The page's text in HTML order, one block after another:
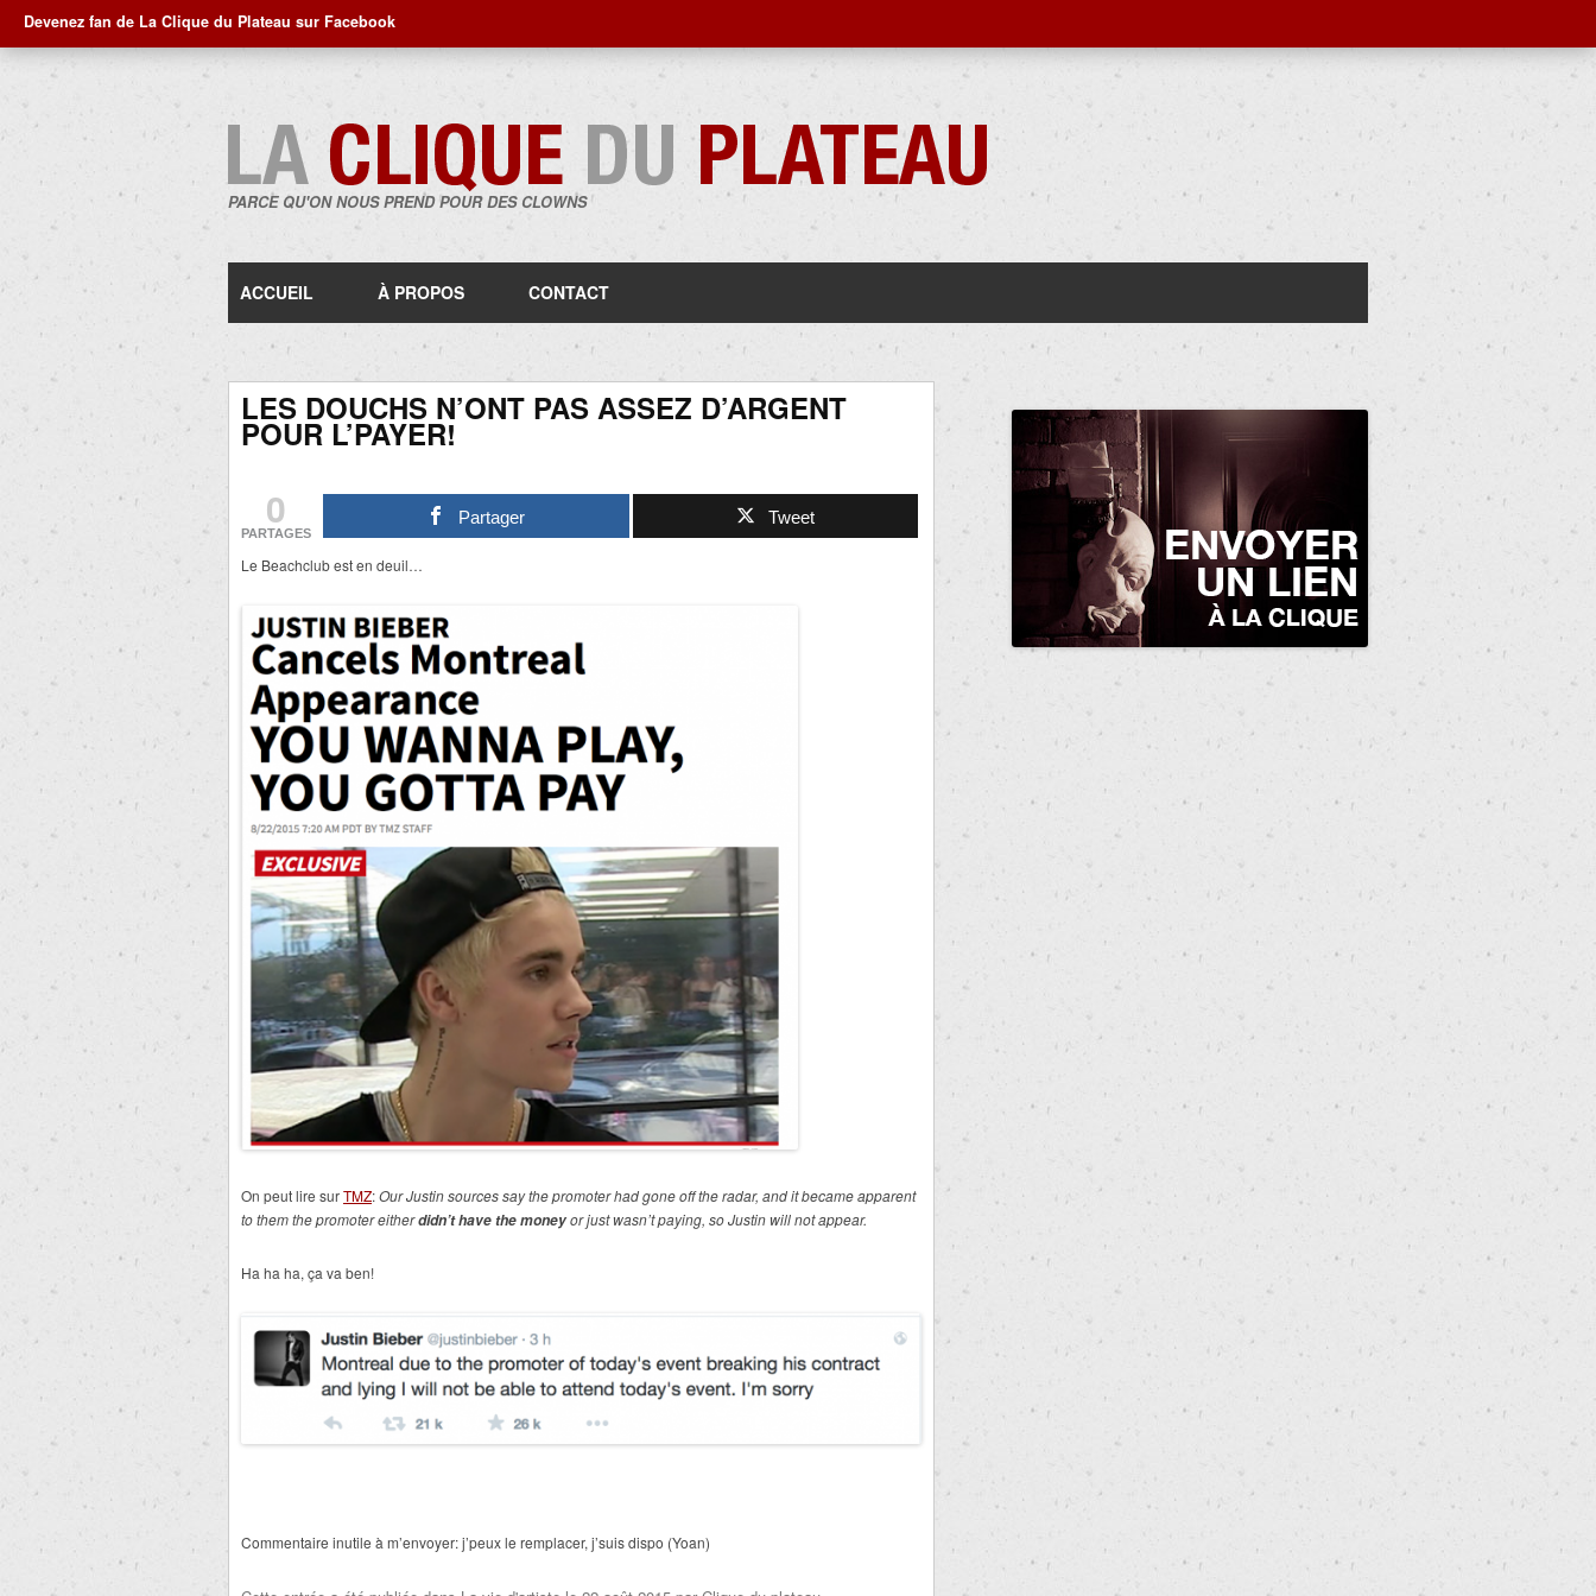
Devenez fan de La Clique du Plateau sur Facebook
PARCE QU'ON NOUS PREND POUR DES CLOWNS
au
ACCUEIL À PROPOS CONTACT
LES DOUCHS N’ONT PAS ASSEZ D’ARGENT
POUR L’PAYER!
0
PARTAGES
Partager Tweet
Le Beachclub est en deuil…
On peut lire surTMZ:Our Justin sources say the promoter had gone off the radar, and it became apparent
to them the promoter eitherdidn’t have the moneyor just wasn’t paying, so Justin will not appear.
Ha ha ha, ça va ben!
Commentaire inutile à m’envoyer: j’peux le remplacer, j’suis dispo (Yoan)